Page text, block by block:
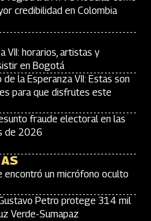
credibilidad en Colombia
VII: horarios, artistas y
en Bogotá
la Esperanza VII: Estas son
para que disfrutes este
fraude electoral en las
de 2026
encontró un micrófono oculto
Petro protege 314 mil
Verde-Sumapaz